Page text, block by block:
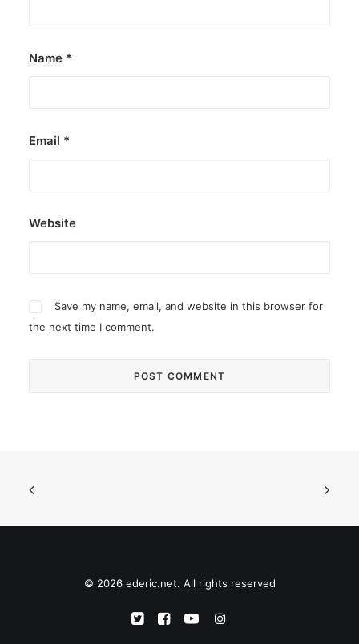
Name *
Email *
Website
Save my name, email, and website in this browser for
the next time I comment.
© 2026 ederic.net. All rights reserved